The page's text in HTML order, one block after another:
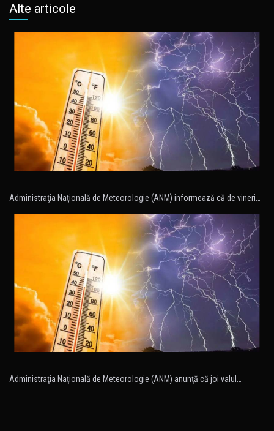
Alte articole
Administraţia Naţională de Meteorologie (ANM) informează că de vineri…
Administraţia Naţională de Meteorologie (ANM) anunţă că joi valul…